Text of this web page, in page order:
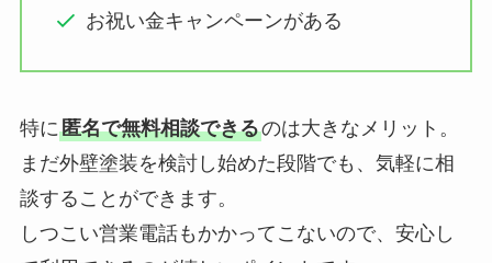
お祝い金キャンペーンがある
特に匿名で無料相談できるのは大きなメリット。
まだ外壁塗装を検討し始めた段階でも、気軽に相
談することができます。
しつこい営業電話もかかってこないので、安心し